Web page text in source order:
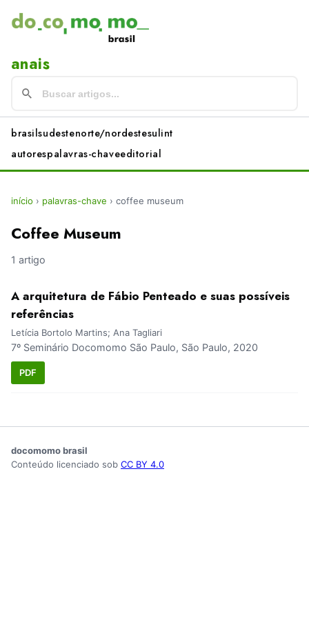
anais
brasilsudestenorte/nordestesulint
autorespalavras-chaveeditorial
início › palavras-chave › coffee museum
Coffee Museum
1 artigo
A arquitetura de Fábio Penteado e suas possíveis
referências
Letícia Bortolo Martins; Ana Tagliari
7º Seminário Docomomo São Paulo, São Paulo, 2020
PDF
docomomo brasil
Conteúdo licenciado sob CC BY 4.0